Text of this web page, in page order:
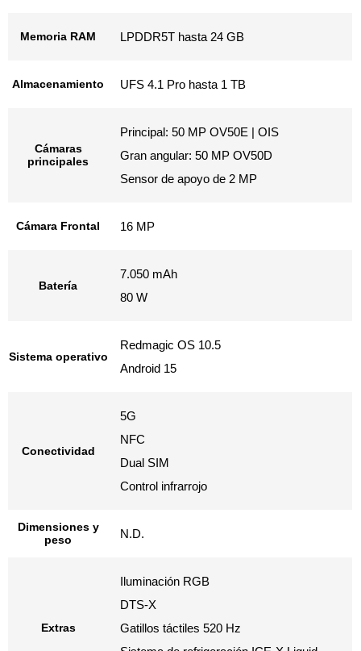
Memoria RAM LPDDR5T hasta 24 GB
Almacenamiento UFS 4.1 Pro hasta 1 TB
Cámaras
principales
Principal: 50 MP OV50E | OIS
Gran angular: 50 MP OV50D
Sensor de apoyo de 2 MP
Cámara Frontal 16 MP
Batería
7.050 mAh
80 W
Sistema operativo
Redmagic OS 10.5
Android 15
Conectividad
5G
NFC
Dual SIM
Control infrarrojo
Dimensiones y
peso
N.D.
Extras
Iluminación RGB
DTS-X
Gatillos táctiles 520 Hz